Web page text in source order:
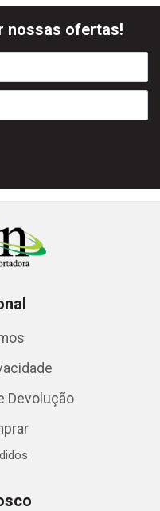
nossas ofertas!
Devolução